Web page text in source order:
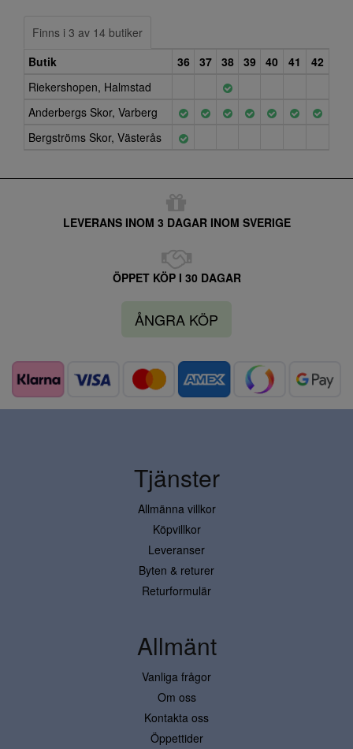
Finns i 3 av 14 butiker
Butik
36 37 38 39 40 41
42
Riekershopen, Halmstad
Anderbergs Skor, Varberg
Bergströms Skor, Västerås
LEVERANS INOM 3 DAGAR INOM SVERIGE
ÖPPET KÖP I 30 DAGAR
ÅNGRA KÖP
Tjänster
Allmänna villkor
Köpvillkor
Leveranser
Byten & returer
Returformulär
Allmänt
Vanliga frågor
Om oss
Kontakta oss
Öppettider